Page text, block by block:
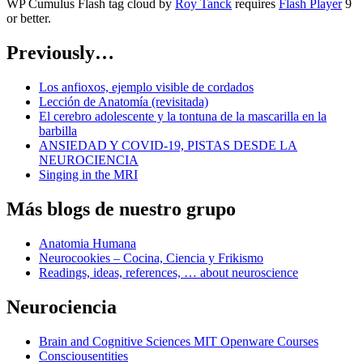
WP Cumulus Flash tag cloud by Roy Tanck requires Flash Player9
or better.
Previously…
Los anfioxos, ejemplo visible de cordados
Lección de Anatomía (revisitada)
El cerebro adolescente y la tontuna de la mascarilla en la
barbilla
ANSIEDAD Y COVID-19, PISTAS DESDE LA
NEUROCIENCIA
Singing in the MRI
Más blogs de nuestro grupo
Anatomia Humana
Neurocookies – Cocina, Ciencia y Frikismo
Readings, ideas, references, … about neuroscience
Neurociencia
Brain and Cognitive Sciences MIT Openware Courses
Consciousentities